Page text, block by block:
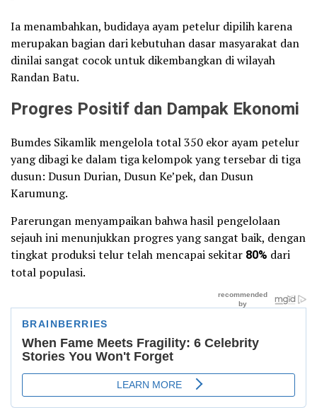
Ia menambahkan, budidaya ayam petelur dipilih karena
merupakan bagian dari kebutuhan dasar masyarakat dan
dinilai sangat cocok untuk dikembangkan di wilayah
Randan Batu.
Progres Positif dan Dampak Ekonomi
Bumdes Sikamlik mengelola total 350 ekor ayam petelur
yang dibagi ke dalam tiga kelompok yang tersebar di tiga
dusun: Dusun Durian, Dusun Ke’pek, dan Dusun
Karumung.
Parerungan menyampaikan bahwa hasil pengelolaan
sejauh ini menunjukkan progres yang sangat baik, dengan
tingkat produksi telur telah mencapai sekitar 80% dari
total populasi.